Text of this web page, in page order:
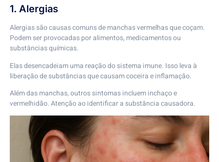
1. Alergias
Alergias são causas comuns de manchas vermelhas que coçam.
Podem ser provocadas por alimentos, medicamentos ou
substâncias químicas.
Elas desencadeiam uma reação do sistema imune. Isso leva à
liberação de substâncias que causam coceira e inflamação.
Além das manchas, outros sintomas incluem inchaço e
vermelhidão. Atenção ao identificar a substância causadora.